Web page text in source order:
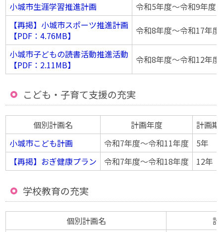
小城市生涯学習推進計画
令和5年度〜令和9年度
【再掲】小城市スポーツ推進計画
【PDF：4.76MB】
令和8年度〜令和17年度
小城市子どもの読書活動推進活動
【PDF：2.11MB】
令和8年度〜令和12年
こども・子育て支援の充実
個別計画名 計画年度
計画
小城市こども計画
令和7年度〜令和11年度
5年
【再掲】おぎ健康プラン
令和7年度〜令和18年度 12年
学校教育の充実
個別計画名